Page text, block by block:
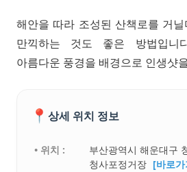
해안을 따라 조성된 산책로를 거
만끽하는 것도 좋은 방법입니
아름다운 풍경을 배경으로 인생샷
📍 상세 위치 정보
• 위치 :
부산광역시 해운대구
청사포정거장 [바로